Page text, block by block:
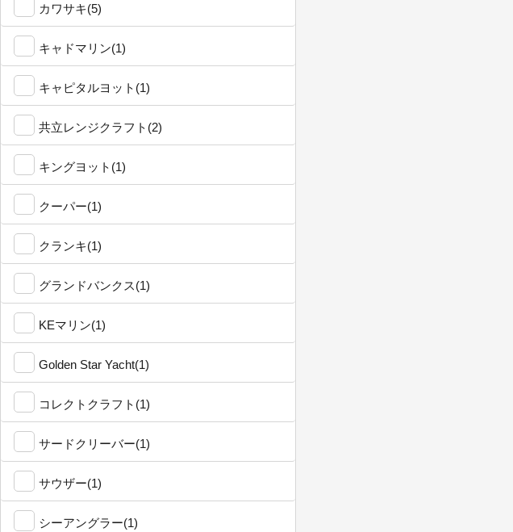
カワサキ(5)
キャドマリン(1)
キャピタルヨット(1)
共立レンジクラフト(2)
キングヨット(1)
クーパー(1)
クランキ(1)
グランドバンクス(1)
KEマリン(1)
Golden Star Yacht(1)
コレクトクラフト(1)
サードクリーバー(1)
サウザー(1)
シーアングラー(1)